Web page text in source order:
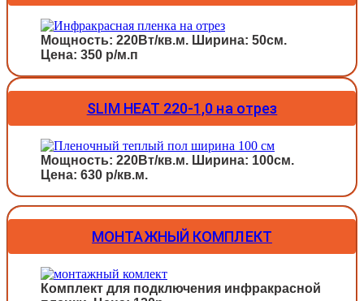
Мощность: 220Вт/кв.м. Ширина: 50см.
Цена: 350 р/м.п
SLIM HEAT 220-1,0 на отрез
Мощность: 220Вт/кв.м. Ширина: 100см.
Цена: 630 р/кв.м.
МОНТАЖНЫЙ КОМПЛЕКТ
Комплект для подключения инфракрасной